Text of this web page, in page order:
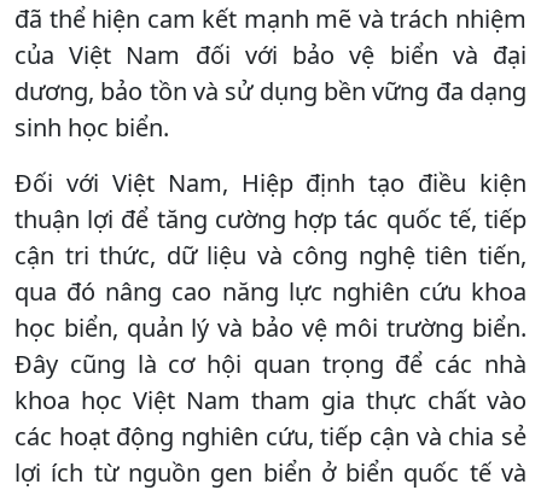
đã thể hiện cam kết mạnh mẽ và trách nhiệm
của Việt Nam đối với bảo vệ biển và đại
dương, bảo tồn và sử dụng bền vững đa dạng
sinh học biển.
Đối với Việt Nam, Hiệp định tạo điều kiện
thuận lợi để tăng cường hợp tác quốc tế, tiếp
cận tri thức, dữ liệu và công nghệ tiên tiến,
qua đó nâng cao năng lực nghiên cứu khoa
học biển, quản lý và bảo vệ môi trường biển.
Đây cũng là cơ hội quan trọng để các nhà
khoa học Việt Nam tham gia thực chất vào
các hoạt động nghiên cứu, tiếp cận và chia sẻ
lợi ích từ nguồn gen biển ở biển quốc tế và